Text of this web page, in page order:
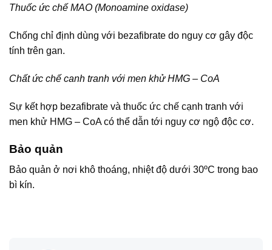
Thuốc ức chế MAO (Monoamine oxidase)
Chống chỉ định dùng với bezafibrate do nguy cơ gây độc
tính trên gan.
Chất ức chế canh tranh với men khử HMG – CoA
Sự kết hợp bezafibrate và thuốc ức chế cạnh tranh với
men khử HMG – CoA có thể dẫn tới nguy cơ ngộ độc cơ.
Bảo quản
Bảo quản ở nơi khô thoáng, nhiệt độ dưới 30ºC trong bao
bì kín.